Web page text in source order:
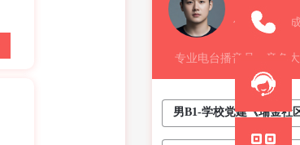
作品：697
专业电台播音员。音色
性。尤其 擅长政府、企
件。从事配音10多年。
台、企事业单位录制过
男B1-学校党建《瑞金社